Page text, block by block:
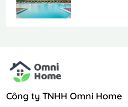
Công ty TNHH Omni Home